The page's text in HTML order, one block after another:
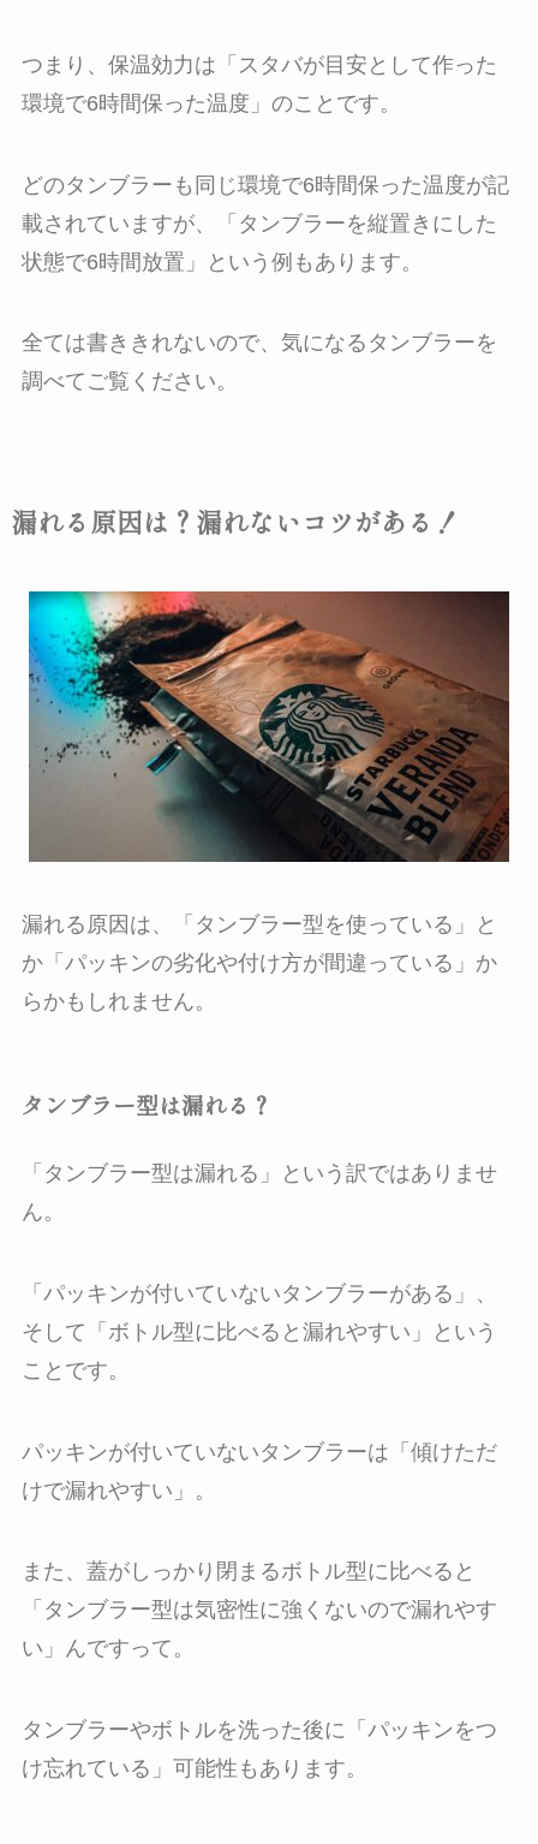
つまり、保温効力は「スタバが目安として作った
環境で6時間保った温度」のことです。
どのタンブラーも同じ環境で6時間保った温度が記
載されていますが、「タンブラーを縦置きにした
状態で6時間放置」という例もあります。
全ては書ききれないので、気になるタンブラーを
調べてご覧ください。
漏れる原因は？漏れないコツがある！
漏れる原因は、「タンブラー型を使っている」と
か「パッキンの劣化や付け方が間違っている」か
らかもしれません。
タンブラー型は漏れる？
「タンブラー型は漏れる」という訳ではありませ
ん。
「パッキンが付いていないタンブラーがある」、
そして「ボトル型に比べると漏れやすい」という
ことです。
パッキンが付いていないタンブラーは「傾けただ
けで漏れやすい」。
また、蓋がしっかり閉まるボトル型に比べると
「タンブラー型は気密性に強くないので漏れやす
い」んですって。
タンブラーやボトルを洗った後に「パッキンをつ
け忘れている」可能性もあります。